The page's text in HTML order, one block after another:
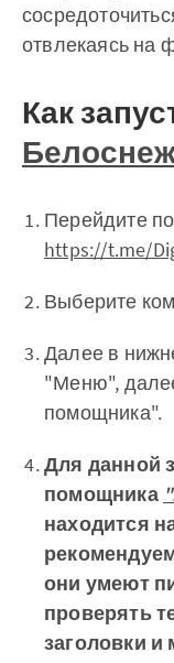
отвлекаясь на
Как
Перейдите
https://t.me/
Выберите
Далее в
"Меню",
помощника".
Для данной
помощника
находится
они умеют
проверять
заголовки и